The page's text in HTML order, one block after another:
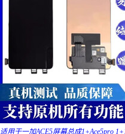
适用于一加ACE5屏幕总成1+Ace5pro